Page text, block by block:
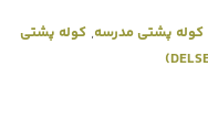
کوله پشتی مدرسه, کوله پشتی